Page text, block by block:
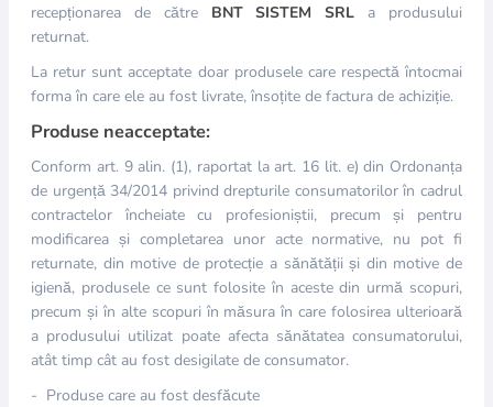
recepționarea de către BNT SISTEM SRL a produsului
returnat.
La retur sunt acceptate doar produsele care respectă întocmai
forma în care ele au fost livrate, însoțite de factura de achiziție.
Produse neacceptate:
Conform art. 9 alin. (1), raportat la art. 16 lit. e) din Ordonanța
de urgență 34/2014 privind drepturile consumatorilor în cadrul
contractelor încheiate cu profesioniștii, precum și pentru
modificarea și completarea unor acte normative, nu pot fi
returnate, din motive de protecție a sănătății și din motive de
igienă, produsele ce sunt folosite în aceste din urmă scopuri,
precum și în alte scopuri în măsura în care folosirea ulterioară
a produsului utilizat poate afecta sănătatea consumatorului,
atât timp cât au fost desigilate de consumator.
- Produse care au fost desfăcute